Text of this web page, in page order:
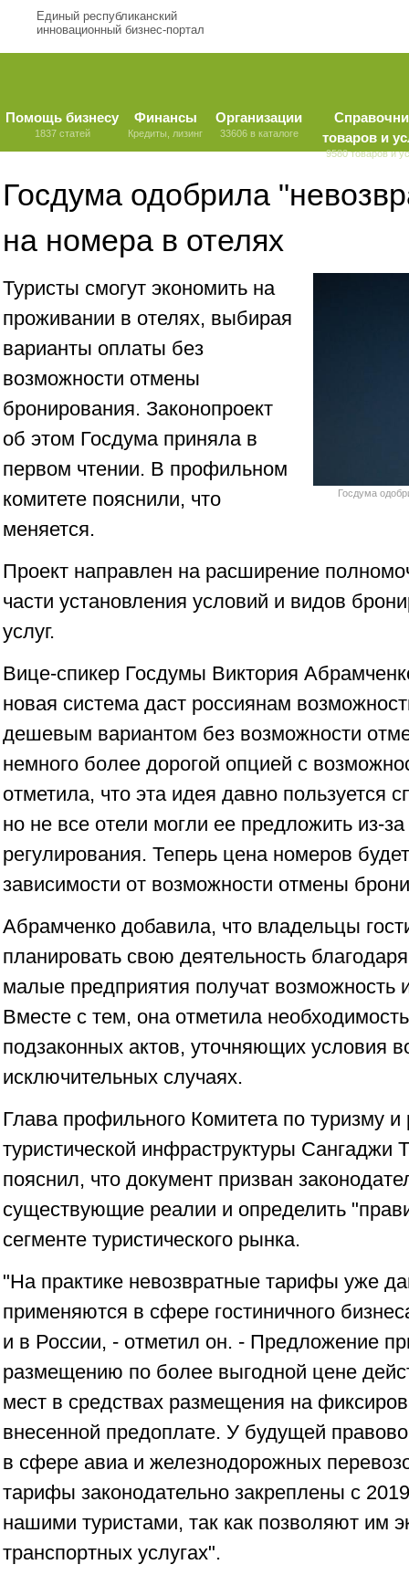
Единый республиканский
инновационный бизнес-портал
Помощь бизнесу
1837 статей
Финансы
Кредиты, лизинг
Организации
33606 в каталоге
товаров и
9580 товаров и
Госдума одобрила
на номера в отелях
Госдума
Туристы смогут экономить на
проживании в отелях, выбирая
варианты оплаты без
возможности отмены
бронирования. Законопроект
об этом Госдума приняла в
первом чтении. В профильном
комитете пояснили, что
меняется.
Проект направлен на расширение
части установления условий и видов
услуг.
Вице-спикер Госдумы Виктория
новая система даст россиянам
дешевым вариантом без возможности
немного более дорогой опцией с
отметила, что эта идея давно пользуется
но не все отели могли ее предложить из-за
регулирования. Теперь цена номеров
зависимости от возможности отмены
Абрамченко добавила, что владельцы
планировать свою деятельность
малые предприятия получат возможность
Вместе с тем, она отметила
подзаконных актов, уточняющих условия
исключительных случаях.
Глава профильного Комитета по туризму и
туристической инфраструктуры
пояснил, что документ призван
существующие реалии и определить
сегменте туристического рынка.
"На практике невозвратные тарифы уже
применяются в сфере гостиничного
и в России, - отметил он. - Предложение
размещению по более выгодной цене
мест в средствах размещения на
внесенной предоплате. У будущей
в сфере авиа и железнодорожных
тарифы законодательно закреплены с
нашими туристами, так как позволяют им
транспортных услугах".